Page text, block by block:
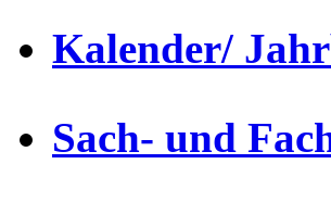
Kalender/
Sach- und